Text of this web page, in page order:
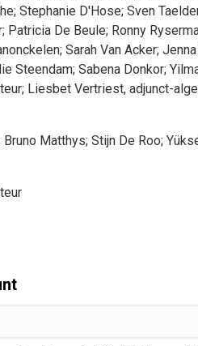
; Stephanie D'Hose; Sven
; Patricia De Beule; Ronny
; Sarah Van Acker; Jenna
Steendam; Sabena Donkor;
; Liesbet Vertriest, adjunct-
Bruno Matthys; Stijn De Roo;